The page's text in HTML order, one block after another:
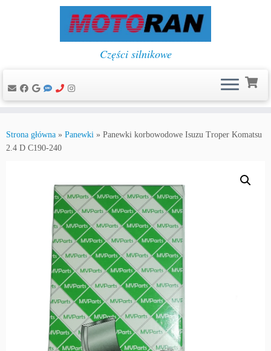
do
treści
Części silnikowe
Strona główna » Panewki » Panewki korbowodowe Isuzu Troper Komatsu
2.4 D C190-240